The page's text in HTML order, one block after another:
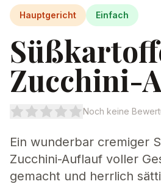
Hauptgericht Einfach
Zucchini-
Noch keine
Ein wunderbar cremiger
Zucchini-Auflauf voller
gemacht und herrlich